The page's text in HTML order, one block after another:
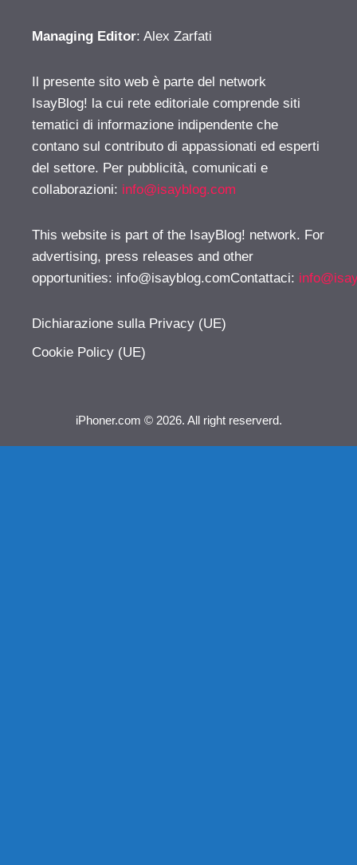
Managing Editor: Alex Zarfati
Il presente sito web è parte del network
IsayBlog! la cui rete editoriale comprende siti
tematici di informazione indipendente che
contano sul contributo di appassionati ed esperti
del settore. Per pubblicità, comunicati e
collaborazioni: info@isayblog.com
This website is part of the IsayBlog! network. For
advertising, press releases and other
opportunities: info@isayblog.comContattaci:
Dichiarazione sulla Privacy (UE)
Cookie Policy (UE)
iPhoner.com © 2026. All right reserverd.